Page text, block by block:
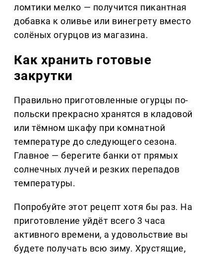
ломтики мелко — получится пикантная
добавка к оливье или винегрету вместо
солёных огурцов из магазина.
Как хранить готовые
закрутки
Правильно приготовленные огурцы по-
польски прекрасно хранятся в кладовой
или тёмном шкафу при комнатной
температуре до следующего сезона.
Главное — берегите банки от прямых
солнечных лучей и резких перепадов
температуры.
Попробуйте этот рецепт хотя бы раз. На
приготовление уйдёт всего 3 часа
активного времени, а удовольствие вы
будете получать всю зиму. Хрустящие,